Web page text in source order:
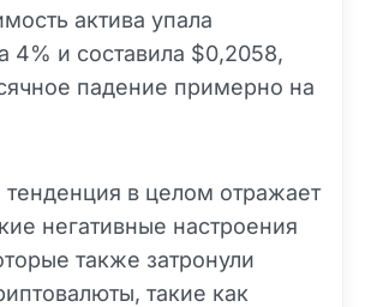
актива упала
4% и составила $0,2058,
падение примерно на
тенденция в целом отражает
негативные настроения
также затронули
такие как